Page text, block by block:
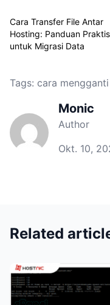
Cara Transfer File Antar
Hosting: Panduan Praktis
untuk Migrasi Data
Tags: cara
Monic
Author
Okt. 10,
Related